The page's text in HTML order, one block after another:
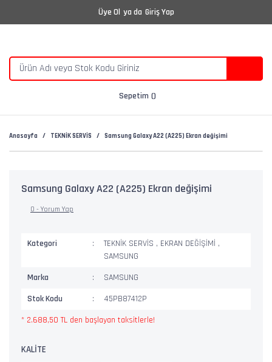
Üye Ol ya da Giriş Yap
Sepetim
Anasayfa TEKNİK SERVİS Samsung Galaxy A22 (A225) Ekran değişimi
Samsung Galaxy A22 (A225) Ekran değişimi
0 - Yorum Yap
Kategori TEKNİK SERVİS , EKRAN DEĞİŞİMİ ,
SAMSUNG
Marka
SAMSUNG
Stok Kodu
45PB87412P
* 2.688,50 TL den başlayan taksitlerle!
KALİTE